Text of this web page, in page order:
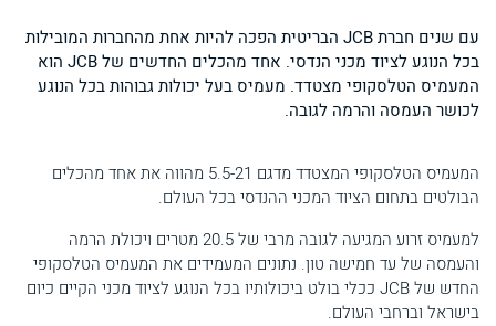
עם שנים חברת JCB הבריטית הפכה להיות אחת מהחברות המובילות
בכל הנוגע לציוד מכני הנדסי. אחד מהכלים החדשים של JCB הוא
המעמיס הטלסקופי מצטדד. מעמיס בעל יכולות גבוהות בכל הנוגע
לכושר העמסה והרמה לגובה.
המעמיס הטלסקופי המצטדד מדגם 5.5-21 מהווה את אחד מהכלים
הבולטים בתחום הציוד המכני ההנדסי בכל העולם.
למעמיס זרוע המגיעה לגובה מרבי של 20.5 מטרים ויכולת הרמה
והעמסה של עד חמישה טון. נתונים המעמידים את המעמיס הטלסקופי
החדש של JCB ככלי בולט ביכולותיו בכל הנוגע לציוד מכני הקיים כיום
בישראל וברחבי העולם.